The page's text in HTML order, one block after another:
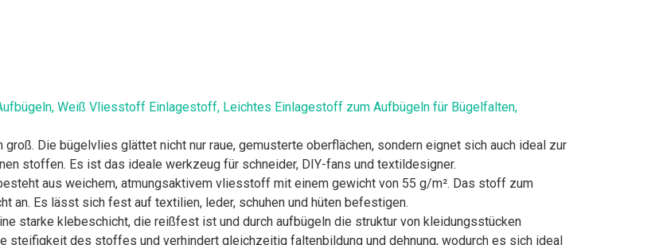
Weiß Vliesstoff Einlagestoff, Leichtes Einlagestoff zum Aufbügeln für Bügelfalten,
Die bügelvlies glättet nicht nur raue, gemusterte oberflächen, sondern eignet sich auch ideal zur
stoffen. Es ist das ideale werkzeug für schneider, DIY-fans und textildesigner.
aus weichem, atmungsaktivem vliesstoff mit einem gewicht von 55 g/m². Das stoff zum
an. Es lässt sich fest auf textilien, leder, schuhen und hüten befestigen.
starke klebeschicht, die reißfest ist und durch aufbügeln die struktur von kleidungsstücken
steifigkeit des stoffes und verhindert gleichzeitig faltenbildung und dehnung, wodurch es sich ideal